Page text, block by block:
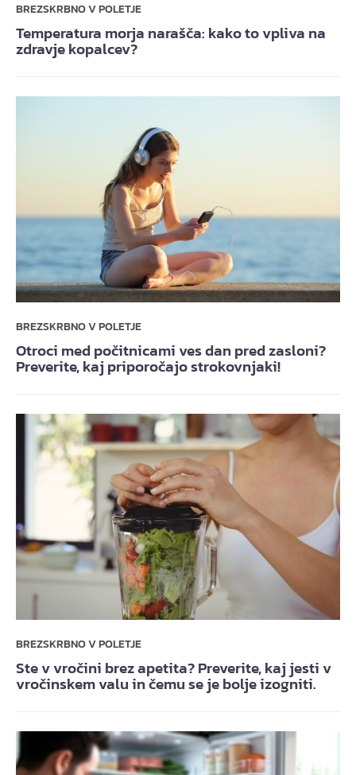
BREZSKRBNO V POLETJE
Temperatura morja narašča: kako to vpliva na
zdravje kopalcev?
BREZSKRBNO V POLETJE
Otroci med počitnicami ves dan pred zasloni?
Preverite, kaj priporočajo strokovnjaki!
BREZSKRBNO V POLETJE
Ste v vročini brez apetita? Preverite, kaj jesti v
vročinskem valu in čemu se je bolje izogniti.